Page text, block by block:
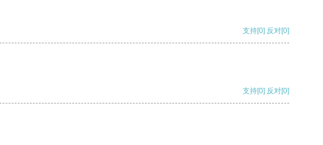
支持[0] 反对[0]
支持[0] 反对[0]